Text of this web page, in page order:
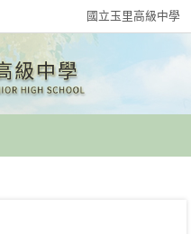
國立玉里高級中學